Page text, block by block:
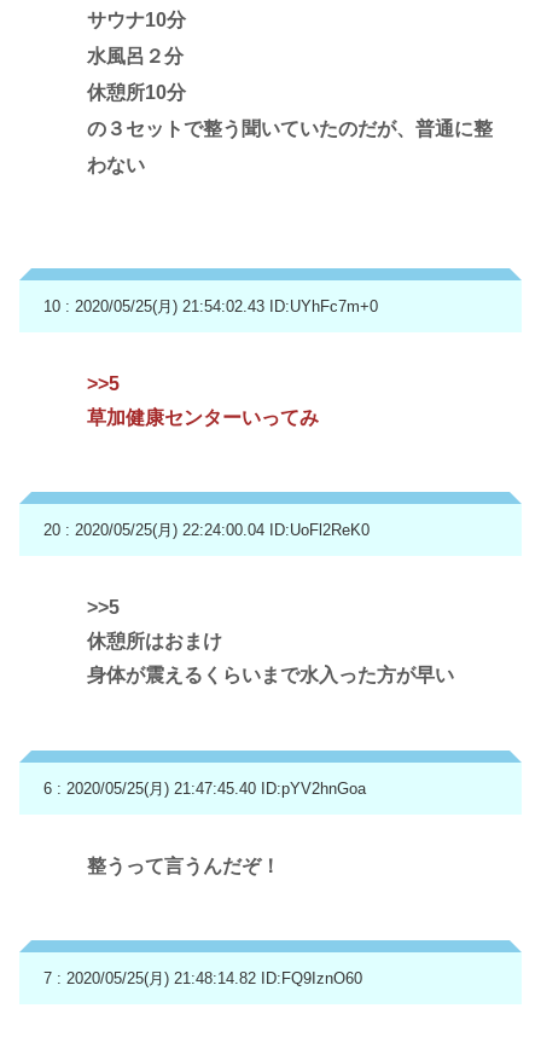
サウナ10分
水風呂２分
休憩所10分
の３セットで整う聞いていたのだが、普通に整
わない
10 : 2020/05/25(月) 21:54:02.43 ID:UYhFc7m+0
>>5
草加健康センターいってみ
20 : 2020/05/25(月) 22:24:00.04 ID:UoFl2ReK0
>>5
休憩所はおまけ
身体が震えるくらいまで水入った方が早い
6 : 2020/05/25(月) 21:47:45.40 ID:pYV2hnGoa
整うって言うんだぞ！
7 : 2020/05/25(月) 21:48:14.82 ID:FQ9IznO60